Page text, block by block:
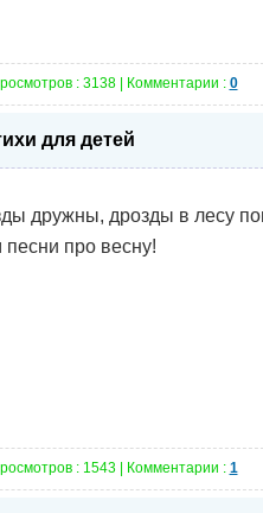
: 3138 | Комментарии : 0
для детей
дружны, дрозды в лесу
песни про весну!
: 1543 | Комментарии : 1